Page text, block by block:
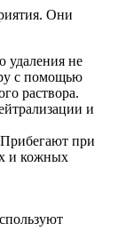
Они
удаления не
с помощью
раствора.
и
при
и кожных